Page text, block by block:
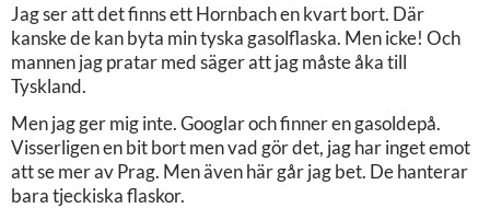
Jag ser att det finns ett Hornbach en kvart bort. Där
kanske de kan byta min tyska gasolflaska. Men icke! Och
mannen jag pratar med säger att jag måste åka till
Tyskland.
Men jag ger mig inte. Googlar och finner en gasoldepå.
Visserligen en bit bort men vad gör det, jag har inget emot
att se mer av Prag. Men även här går jag bet. De hanterar
bara tjeckiska flaskor.